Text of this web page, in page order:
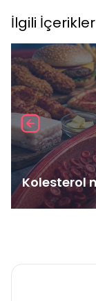
İlgili İçerikler
Kolesterol